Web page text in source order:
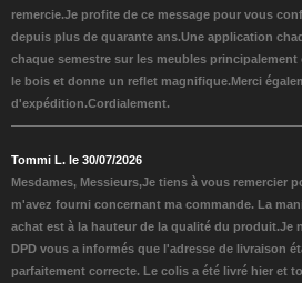
remercie.Je profite de ce message pour vous
depuis plus de quarante ans.Une application
chaque semestre sur les meubles
le bois et donne un reflet magnifique.Merci
d'expédition.Cordialement.
Tommi L. le 30/07/2026
Mesdames, Messieurs,Je tiens à vous remercier
m'avez fourni concernant ma commande. La
achat est à la hauteur de la qualité du produit.Je
DPD vous a informés que l'adresse de livraison
parfaitement correcte. Le colis a été livré hier et